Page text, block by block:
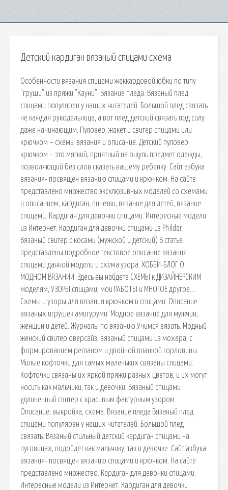
Детский кардиган вязаный спицами схема
Особенности вязания спицами жаккардовой юбки по типу
"груши" из пряжи "Кауни". Вязание пледа. Вязаный плед
спицами популярен у наших читателей. Большой плед связать
не каждая рукодельница, а вот плед детский связать под силу
даже начинающим. Пуловер, жакет и свитер спицами или
крючком – схемы вязания и описание. Детский пуловер
крючком – это мягкий, приятный на ощупь предмет одежды,
позволяющий без слов сказать вашему ребенку. Сайт азбука
вязания- посвящен вязанию спицами и крючком. На сайте
представлено множество эксклюзивных моделей со схемами
и описанием, кардиган, пинетки, вязание для детей, вязание
спицами. Кардиган для девочки спицами. Интересные модели
из Интернет. Кардиган для девочки спицами из Phildar.
Вязаный свитер с косами (мужской и детский) В статье
представлены подробное текстовое описание вязания
спицами данной модели и схема узора. ХОББИ-БЛОГ О
МОДНОМ ВЯЗАНИИ. Здесь вы найдете СХЕМЫ к ДИЗАЙНЕРСКИМ
моделям, УЗОРЫ спицами, мои РАБОТЫ и МНОГОЕ другое….
Схемы и узоры для вязания крючком и спицами. Описание
вязаных игрушек амигуруми. Модное вязание для мужчин,
женщин и детей. Журналы по вязанию.Учимся вязать. Модный
женский свитер оверсайз, вязаный спицами из мохера, с
формированием регланом и двойной планкой горловины.
Милые кофточки для самых маленьких связаны спицами.
Кофточки связаны их яркой пряжи разных цветов, и их могут
носить как мальчики, так и девочки. Вязаный спицами
удлиненный свитер с красивым фактурным узором.
Описание, выкройка, схема. Вязание пледа Вязаный плед
спицами популярен у наших читателей. Большой плед
связать. Вязаный стильный детский кардиган спицами на
пуговицах, подойдет как мальчику, так и девочке. Сайт азбука
вязания- посвящен вязанию спицами и крючком. На сайте
представлено множество. Кардиган для девочки спицами.
Интересные модели из Интернет. Кардиган для девочки